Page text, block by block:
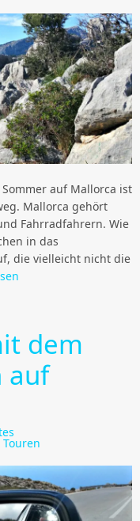
auf Mallorca ist
Mallorca gehört
Fahrradfahrern. Wie
in das
die vielleicht nicht die
dem
auf
Touren